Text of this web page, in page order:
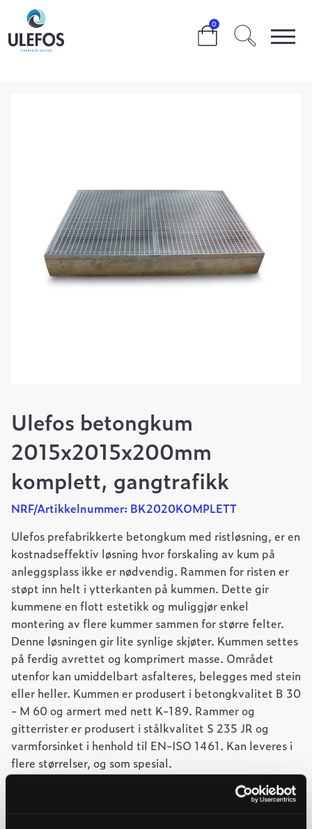
0
>>
ULEFOS BETONGKUM 2015X2015X200MM KOMPLETT,
GANGTRAFIKK
Ulefos betongkum
2015x2015x200mm
komplett, gangtrafikk
NRF/Artikkelnummer: BK2020KOMPLETT
Ulefos prefabrikkerte betongkum med ristløsning, er en
kostnadseffektiv løsning hvor forskaling av kum på
anleggsplass ikke er nødvendig. Rammen for risten er
støpt inn helt i ytterkanten på kummen. Dette gir
kummene en flott estetikk og muliggjør enkel
montering av flere kummer sammen for større felter.
Denne løsningen gir lite synlige skjøter. Kummen settes
på ferdig avrettet og komprimert masse. Området
utenfor kan umiddelbart asfalteres, belegges med stein
eller heller. Kummen er produsert i betongkvalitet B 30
- M 60 og armert med nett K-189. Rammer og
gitterrister er produsert i stålkvalitet S 235 JR og
varmforsinket i henhold til EN-ISO 1461. Kan leveres i
flere størrelser, og som spesial.